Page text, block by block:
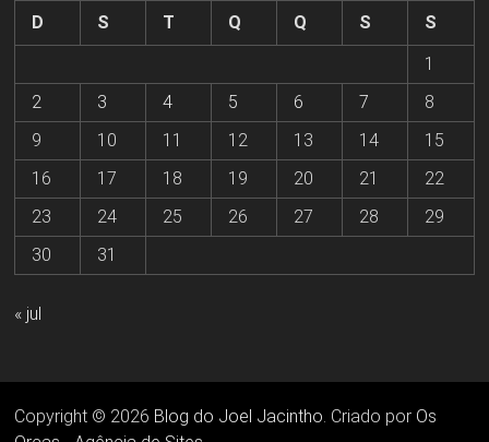
D
S T Q Q S
S
1
2
3 4 5 6 7
8
9
10 11 12 13 14
15
16
17 18 19 20 21
22
23
24 25 26 27 28
29
30
31
« jul
Copyright © 2026 Blog do Joel Jacintho. Criado por Os